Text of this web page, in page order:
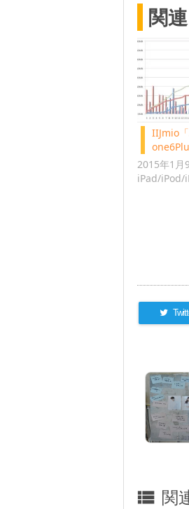
関連
IIJmio
2015年1月
iPad/iPod/
 関